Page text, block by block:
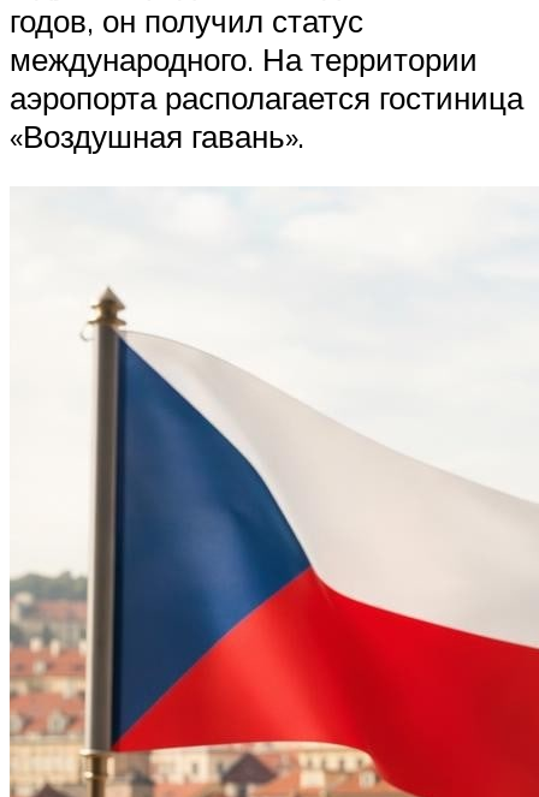
годов, он получил статус
международного. На территории
аэропорта располагается гостиница
«Воздушная гавань».